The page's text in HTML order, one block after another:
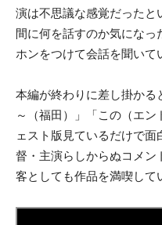
演は不思議な感覚だったと
間に何を話すのか気になっ
ホンをつけて会話を聞いて
本編が終わりに差し掛かる
～（福田）」「この（エ
ェスト版見ているだけで
督・主演らしからぬコメン
客としても作品を満喫して